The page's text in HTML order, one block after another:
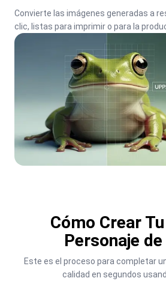
Convierte las imágenes generadas a
clic, listas para imprimir o para la
Cómo Crear
Personaje de
Este es el proceso para completar
calidad en segundos